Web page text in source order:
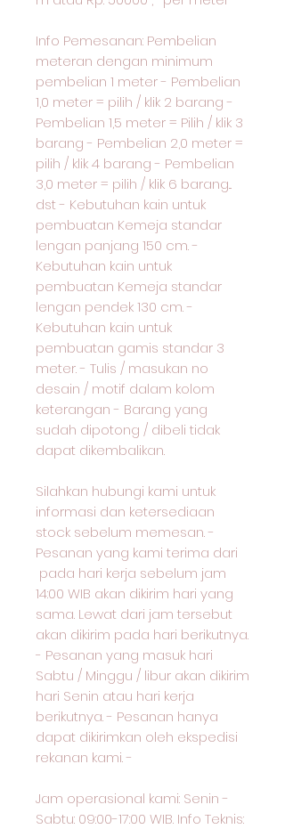
Info Pemesanan: Pembelian
meteran dengan minimum
pembelian 1 meter - Pembelian
1,0 meter = pilih / klik 2 barang -
Pembelian 1,5 meter = Pilih / klik 3
barang - Pembelian 2,0 meter =
pilih / klik 4 barang - Pembelian
3,0 meter = pilih / klik 6 barang...
dst - Kebutuhan kain untuk
pembuatan Kemeja standar
lengan panjang 150 cm. -
Kebutuhan kain untuk
pembuatan Kemeja standar
lengan pendek 130 cm. -
Kebutuhan kain untuk
pembuatan gamis standar 3
meter. - Tulis / masukan no
desain / motif dalam kolom
keterangan - Barang yang
sudah dipotong / dibeli tidak
dapat dikembalikan.
Silahkan hubungi kami untuk
informasi dan ketersediaan
stock sebelum memesan. -
Pesanan yang kami terima dari
pada hari kerja sebelum jam
14:00 WIB akan dikirim hari yang
sama. Lewat dari jam tersebut
akan dikirim pada hari berikutnya.
- Pesanan yang masuk hari
Sabtu / Minggu / libur akan dikirim
hari Senin atau hari kerja
berikutnya. - Pesanan hanya
dapat dikirimkan oleh ekspedisi
rekanan kami. -
Jam operasional kami: Senin -
Sabtu: 09:00-17:00 WIB. Info Teknis: